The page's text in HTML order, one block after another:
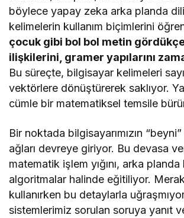
böylece yapay zeka arka planda
kelimelerin kullanım biçimlerini
çocuk gibi bol bol metin
ilişkilerini, gramer yapılarını
Bu süreçte, bilgisayar kelimeleri
vektörlere dönüştürerek saklıyor.
cümle bir matematiksel temsile
Bir noktada bilgisayarımızın
ağları devreye giriyor. Bu devasa
matematik işlem yığını, arka planda
algoritmalar halinde eğitiliyor.
kullanırken bu detaylarla
sistemlerimiz sorulan soruya yanıt